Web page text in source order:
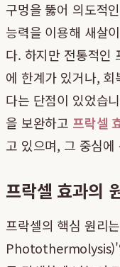
구멍을 뚫어 의도적
능력을 이용해 새살
다. 하지만 전통적인
에 한계가 있거나,
다는 단점이 있었습
을 보완하고 프락셀
고 있으며, 그 중심
프락셀 효과의
프락셀의 핵심 원리
Photothermolysis)'